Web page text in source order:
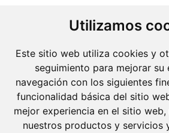
Utilizamos
Este sitio web utiliza cookies y
seguimiento para mejorar su
navegación con los siguientes
funcionalidad básica del sitio
mejor experiencia en el sitio web,
nuestros productos y servicios